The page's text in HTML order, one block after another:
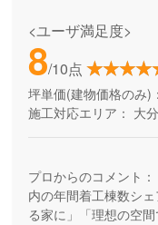
<ユーザ満足度>
8/10点
坪単価(建物価格のみ)：
施工対応エリア： 大
プロからのコメント：
内の年間着工棟数シ
る家に」「理想の空